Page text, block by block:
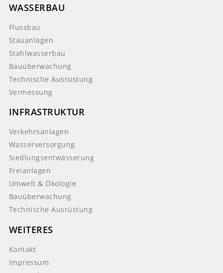
WASSERBAU
Flussbau
Stauanlagen
Stahlwasserbau
Bauüberwachung
Technische Ausrüstung
Vermessung
INFRASTRUKTUR
Verkehrsanlagen
Wasserversorgung
Siedlungsentwässerung
Freianlagen
Umwelt & Ökologie
Bauüberwachung
Technische Ausrüstung
WEITERES
Kontakt
Impressum